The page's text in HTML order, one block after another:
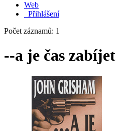
Web
Přihlášení
Počet záznamů: 1
--a je čas zabíjet